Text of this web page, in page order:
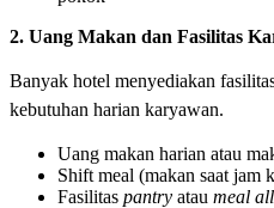
2. Uang Makan dan Fasilitas
Banyak hotel menyediakan
kebutuhan harian karyawan.
Uang makan harian atau
Shift meal (makan saat jam
Fasilitas pantry atau meal